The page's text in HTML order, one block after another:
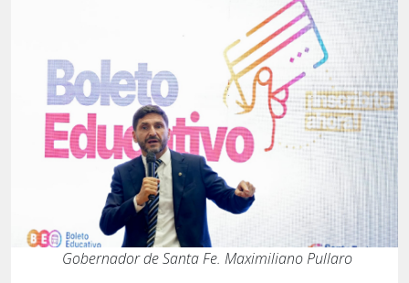
Gobernador de Santa Fe. Maximiliano Pullaro